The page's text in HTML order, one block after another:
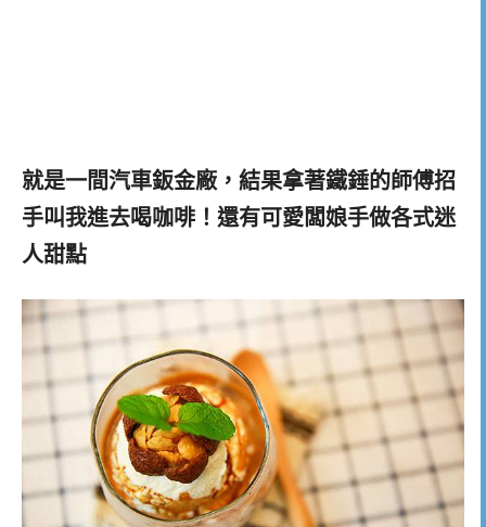
就是一間汽車鈑金廠，結果拿著鐵錘的師傅招
手叫我進去喝咖啡！還有可愛闆娘手做各式迷
人甜點